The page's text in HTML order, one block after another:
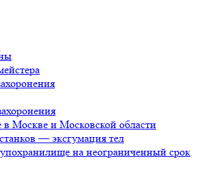
Москве и Московской области
— эксгумация тел
на неограниченный срок